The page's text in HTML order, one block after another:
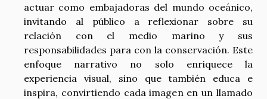
actuar como embajadoras del mundo oceánico,
invitando al público a reflexionar sobre su
relación con el medio marino y sus
responsabilidades para con la conservación. Este
enfoque narrativo no solo enriquece la
experiencia visual, sino que también educa e
inspira, convirtiendo cada imagen en un llamado